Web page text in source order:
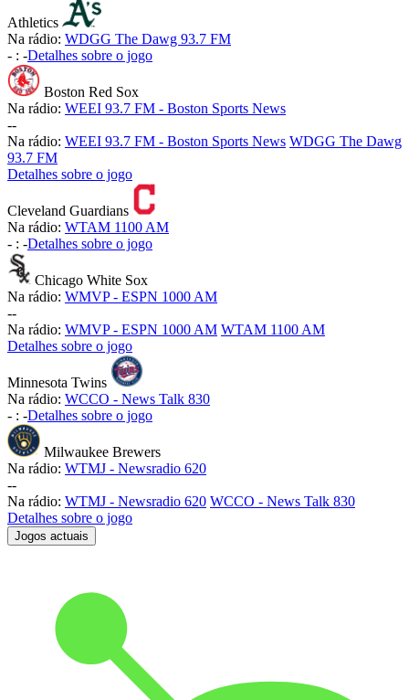
Athletics
Na rádio: WDGG The Dawg 93.7 FM
- : -Detalhes sobre o jogo
Boston Red Sox
Na rádio: WEEI 93.7 FM - Boston Sports News
--
Na rádio: WEEI 93.7 FM - Boston Sports News WDGG The Dawg
93.7 FM
Detalhes sobre o jogo
Cleveland Guardians
Na rádio: WTAM 1100 AM
- : -Detalhes sobre o jogo
Chicago White Sox
Na rádio: WMVP - ESPN 1000 AM
--
Na rádio: WMVP - ESPN 1000 AM WTAM 1100 AM
Detalhes sobre o jogo
Minnesota Twins
Na rádio: WCCO - News Talk 830
- : -Detalhes sobre o jogo
Milwaukee Brewers
Na rádio: WTMJ - Newsradio 620
--
Na rádio: WTMJ - Newsradio 620 WCCO - News Talk 830
Detalhes sobre o jogo
Jogos actuais